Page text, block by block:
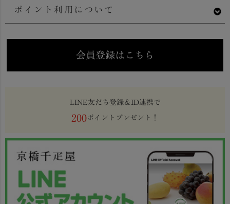
ポイント利用について
会員登録はこちら
LINE友だち登録＆ID連携で
200ポイントプレゼント！